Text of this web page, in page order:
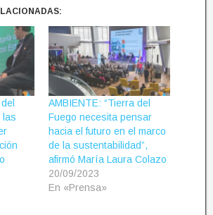
las
AMBIENTE: “Tierra del
Fuego necesita pensar
hacia el futuro en el marco
de la sustentabilidad”,
afirmó María Laura Colazo
20/09/2023
En «Prensa»